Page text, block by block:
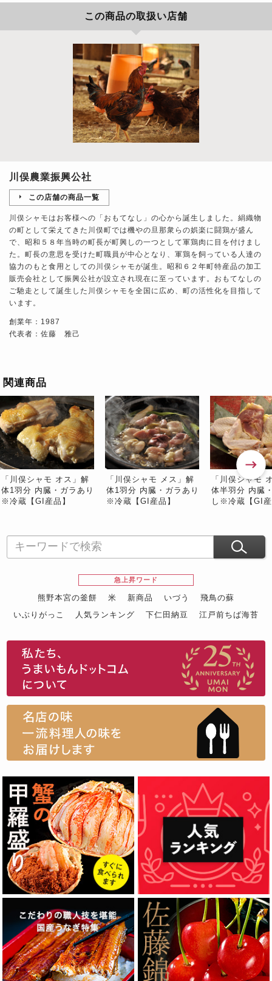
この商品の取扱い店舗
川俣農業振興公社
この店舗の商品一覧
川俣シャモはお客様への「おもてなし」の心から誕生しました。絹織物
の町として栄えてきた川俣町では機やの旦那衆らの娯楽に闘鶏が盛ん
で、昭和５８年当時の町長が町興しの一つとして軍鶏肉に目を付けまし
た。町長の意思を受けた町職員が中心となり、軍鶏を飼っている人達の
協力のもと食用としての川俣シャモが誕生。昭和６２年町特産品の加工
販売会社として振興公社が設立され現在に至っています。おもてなしの
ご馳走として誕生した川俣シャモを全国に広め、町の活性化を目指して
います。
創業年：1987
代表者：佐藤 雅己
関連商品
「川俣シャモ オス」解
体1羽分 内臓・ガラあり
※冷蔵【GI産品】
「川俣シャモ メス」解
体1羽分 内臓・ガラあり
※冷蔵【GI産品】
「川俣シャモ
体半羽分 内臓
し※冷蔵【GI
急上昇ワード
熊野本宮の釜餅 米 新商品 いづう
飛鳥の蘇
いぶりがっこ
人気ランキング 下仁田納豆
江戸前ちば海苔